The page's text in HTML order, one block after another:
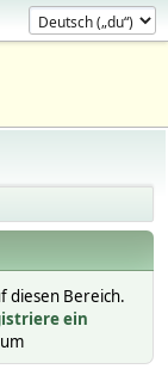
diesen Bereich.
ein